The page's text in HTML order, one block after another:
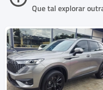
Que tal explorar